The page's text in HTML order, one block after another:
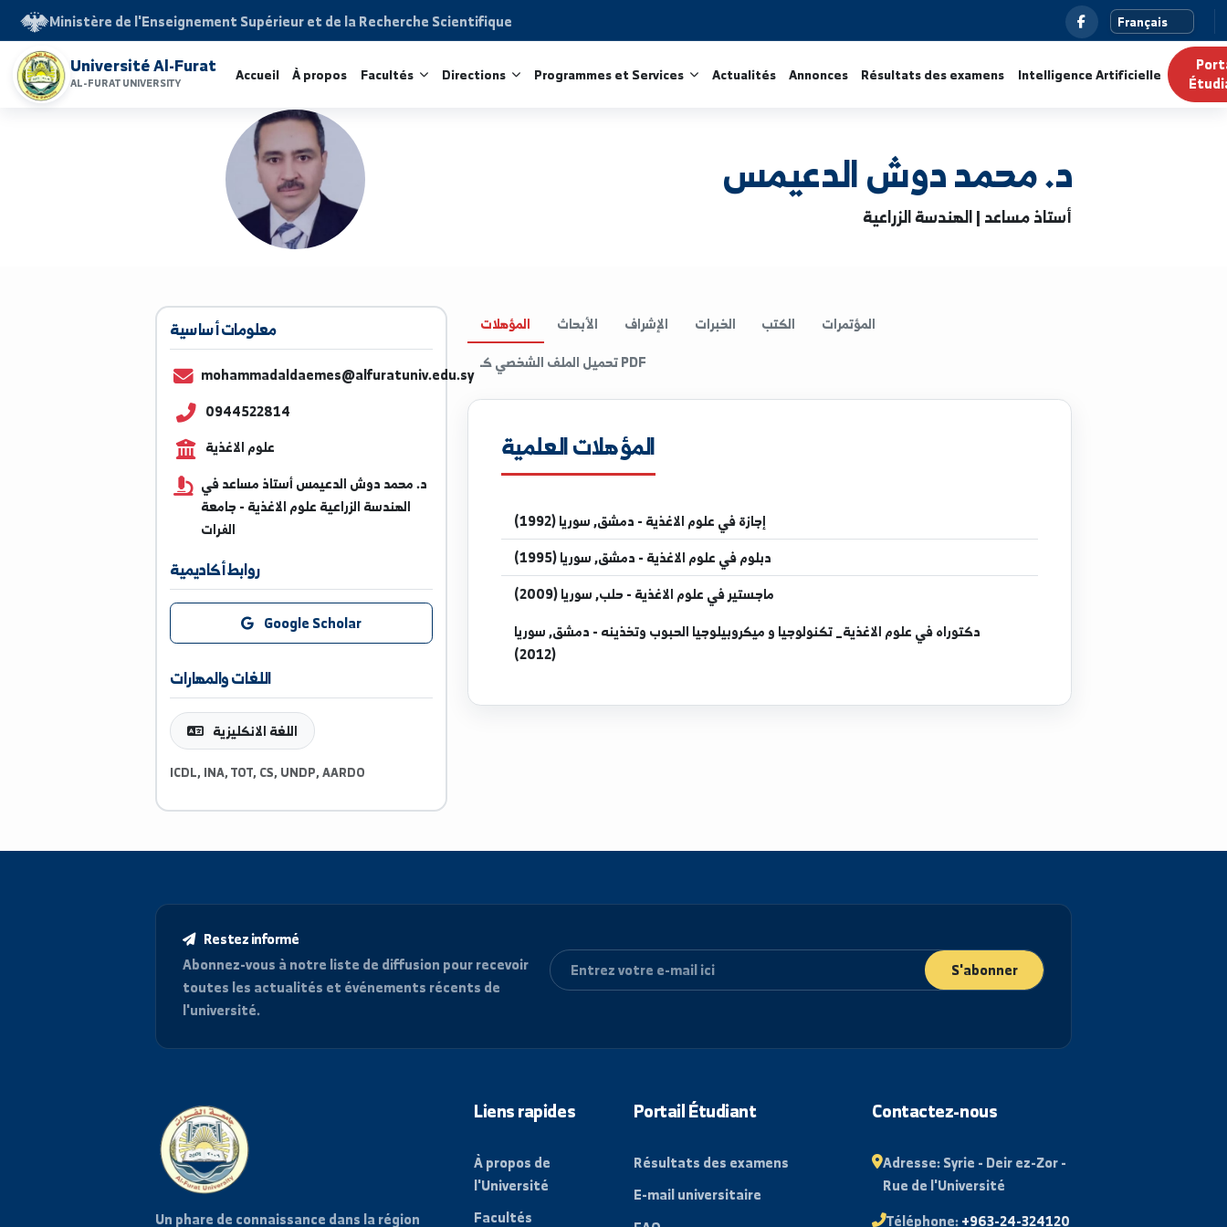
Ministère de l'Enseignement Supérieur et de la Recherche Scientifique
Université Al-Furat
AL-FURAT UNIVERSITY Accueil À propos Facultés Directions Programmes et Services Actualités Annonces Résultats des examens Intelligence
د. محمد دوش الدعيمس
معلومات أساسية
mohammadaldaemes@alfuratuniv.edu.sy
0944522814
علوم الاغذية
د. محمد دوش الدعيمس أستاذ مساعد في
الهندسة الزراعية علوم الاغذية - جامعة
الفرات
روابط أكاديمية
Google Scholar
اللغات والمهارات
اللغة الانكليزية
ICDL, INA, TOT, CS, UNDP, AARDO
المؤهلات الأبحاث
تحميل الملف الشخصي كـ PDF
إجازةفي علوم الاغذية - دمشق, سوريا (1992)
في علوم الاغذية - دمشق, سوريا (1995)
دكتوراهفي علوم الاغذية_ تكنولوجيا و ميكروبيلوجيا الحبوب وتخذينه - دمشق, سوريا
Restez informé
toutes les actualités et événements récents de
l'université.